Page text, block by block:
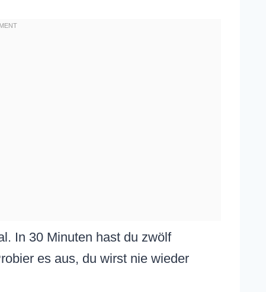
In 30 Minuten hast du zwölf
es aus, du wirst nie wieder